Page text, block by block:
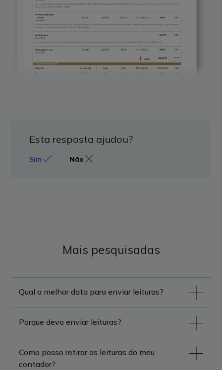
Esta resposta ajudou?
Sim Não
Mais pesquisadas
Qual a melhor data para enviar leituras?
Porque devo enviar leituras?
Como posso retirar as leituras do meu
contador?